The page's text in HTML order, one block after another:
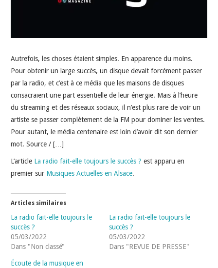
Autrefois, les choses étaient simples. En apparence du moins.
Pour obtenir un large succès, un disque devait forcément passer
par la radio, et c’est à ce média que les maisons de disques
consacraient une part essentielle de leur énergie. Mais à l’heure
du streaming et des réseaux sociaux, il n’est plus rare de voir un
artiste se passer complètement de la FM pour dominer les ventes.
Pour autant, le média centenaire est loin d’avoir dit son dernier
mot. Source / […]
L’article La radio fait-elle toujours le succès ? est apparu en
premier sur Musiques Actuelles en Alsace.
Articles similaires
La radio fait-elle toujours le
succès ?
05/03/2022
Dans "Non classé"
La radio fait-elle toujours le
succès ?
05/03/2022
Dans "REVUE DE PRESSE"
Écoute de la musique en